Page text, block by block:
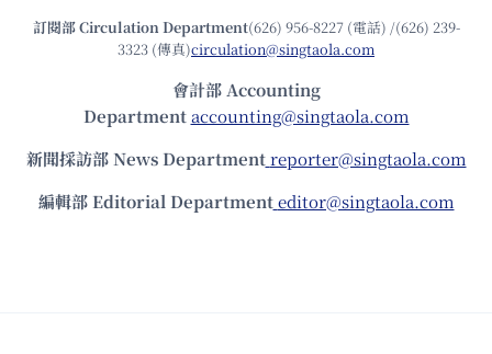
訂閱部 Circulation Department(626) 956-8227 (電話) /(626) 239-
3323 (傳真)circulation@singtaola.com
會計部 Accounting
Department accounting@singtaola.com
新聞採訪部 News Department reporter@singtaola.com
編輯部 Editorial Department editor@singtaola.com